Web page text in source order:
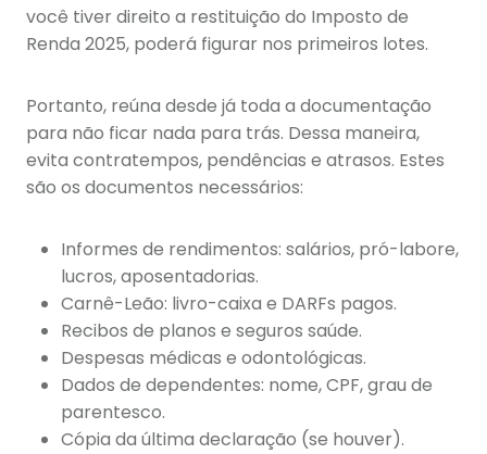
você tiver direito a restituição do Imposto de
Renda 2025, poderá figurar nos primeiros lotes.
Portanto, reúna desde já toda a documentação
para não ficar nada para trás. Dessa maneira,
evita contratempos, pendências e atrasos. Estes
são os documentos necessários:
Informes de rendimentos: salários, pró-labore,
lucros, aposentadorias.
Carnê-Leão: livro-caixa e DARFs pagos.
Recibos de planos e seguros saúde.
Despesas médicas e odontológicas.
Dados de dependentes: nome, CPF, grau de
parentesco.
Cópia da última declaração (se houver).